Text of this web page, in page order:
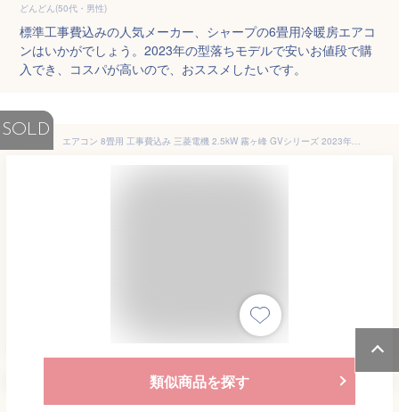
どんどん(50代・男性)
標準工事費込みの人気メーカー、シャープの6畳用冷暖房エアコ
ンはいかがでしょう。2023年の型落ちモデルで安いお値段で購
入でき、コスパが高いので、おススメしたいです。
SOLD
エアコン 8畳用 工事費込み 三菱電機 2.5kW 霧ヶ峰 GVシリーズ 2023年モデル MSZ-GV2523-W-SET ピュアホワイト MSZ-GV2523-W-ko1 8畳用エアコン 設置 スタンダードモデル クーラー【送料無料】【KK9N0D18P】
類似商品を探す